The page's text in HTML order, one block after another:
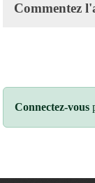
Commentez
Connectez-vous